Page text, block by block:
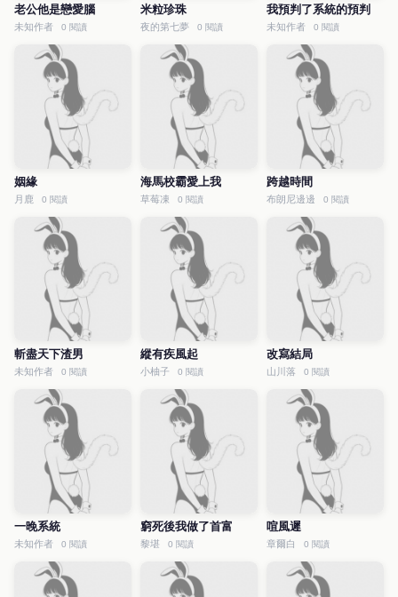
老公他是戀愛腦
未知作者 0 閱讀
米粒珍珠
夜的第七夢 0 閱讀
我預判了系統的預判
未知作者 0 閱讀
姻緣
月鹿 0 閱讀
海馬校霸愛上我
草莓凍 0 閱讀
跨越時間
布朗尼邊邊 0 閱讀
斬盡天下渣男
未知作者 0 閱讀
縱有疾風起
小柚子 0 閱讀
改寫結局
山川落 0 閱讀
一晚系統
未知作者 0 閱讀
窮死後我做了首富
黎堪 0 閱讀
喧風遲
章爾白 0 閱讀